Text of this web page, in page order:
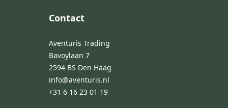
Contact
Aventuris Trading
Bavoylaan 7
2594 BS Den Haag
info@aventuris.nl
+31 6 16 23 01 19